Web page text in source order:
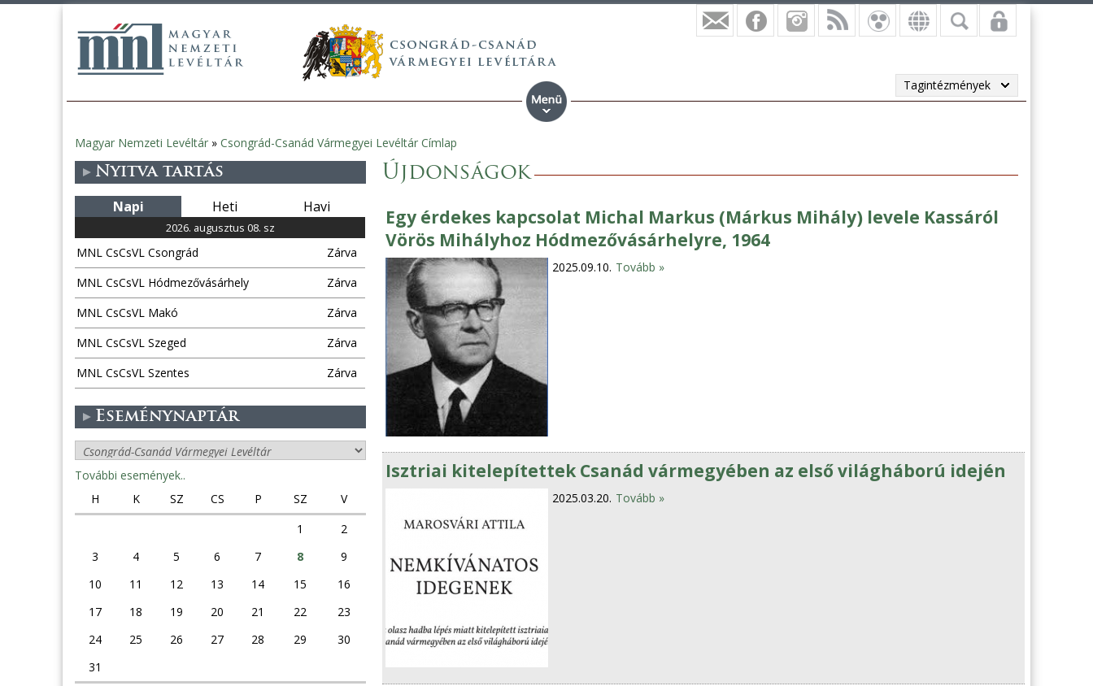
Tagintézmények
Jelenlegi
hely
Magyar Nemzeti Levéltár » Csongrád-Csanád Vármegyei Levéltár Címlap
Újdonságok
Egy érdekes kapcsolat Michal Markus (Márkus Mihály) levele Kassáról
Vörös Mihályhoz Hódmezővásárhelyre, 1964
2025.09.10. Tovább »
Isztriai kitelepítettek Csanád vármegyében az első világháború idején
2025.03.20. Tovább »
Nyitva tartás
Napi Heti Havi
2026. augusztus 08. sz
MNL CsCsVL Csongrád
Zárva
MNL CsCsVL Hódmezővásárhely
Zárva
MNL CsCsVL Makó
Zárva
MNL CsCsVL Szeged
Zárva
MNL CsCsVL Szentes
Zárva
Eseménynaptár
További események..
H
K SZ CS P SZ
V
1
2
3
4 5 6 7 8
9
10
11 12 13 14 15
16
17
18 19 20 21 22
23
24
25 26 27 28 29
30
31